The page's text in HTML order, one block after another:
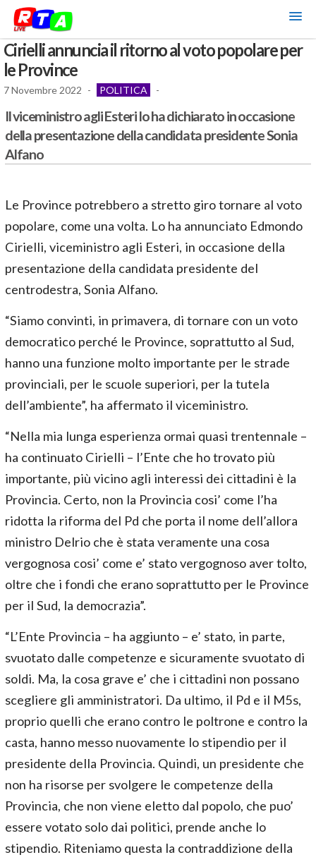
Cirielli annuncia il ritorno al voto popolare per
le Province
7 Novembre 2022 - POLITICA -
Il viceministro agli Esteri lo ha dichiarato in occasione
della presentazione della candidata presidente Sonia
Alfano
Le Province potrebbero a stretto giro tornare al voto
popolare, come una volta. Lo ha annunciato Edmondo
Cirielli, viceministro agli Esteri, in occasione della
presentazione della candidata presidente del
centrodestra, Sonia Alfano.
“Siamo convinti, in primavera, di tornare con un voto
democratico perché le Province, soprattutto al Sud,
hanno una funzione molto importante per le strade
provinciali, per le scuole superiori, per la tutela
dell’ambiente”, ha affermato il viceministro.
“Nella mia lunga esperienza ormai quasi trentennale –
ha continuato Cirielli – l’Ente che ho trovato più
importante, più vicino agli interessi dei cittadini è la
Provincia. Certo, non la Provincia cosi’ come l’ha
ridotta la riforma del Pd che porta il nome dell’allora
ministro Delrio che è stata veramente una cosa
vergognosa cosi’ come e’ stato vergognoso aver tolto,
oltre che i fondi che erano soprattutto per le Province
per il Sud, la democrazia”.
“L’Ente Provincia – ha aggiunto – e’ stato, in parte,
svuotato dalle competenze e sicuramente svuotato di
soldi. Ma, la cosa grave e’ che i cittadini non possano
scegliere gli amministratori. Da ultimo, il Pd e il M5s,
proprio quelli che erano contro le poltrone e contro la
casta, hanno messo nuovamente lo stipendio per il
presidente della Provincia. Quindi, un presidente che
non ha risorse per svolgere le competenze della
Provincia, che non viene eletto dal popolo, che puo’
essere votato solo dai politici, prende anche lo
stipendio. Riteniamo questa la contraddizione della